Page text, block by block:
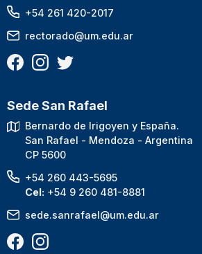
+54 261 420-2017
rectorado@um.edu.ar
Sede San Rafael
Bernardo de Irigoyen y España.
San Rafael - Mendoza - Argentina
CP 5600
+54 260 443-5695
Cel: +54 9 260 481-8881
sede.sanrafael@um.edu.ar